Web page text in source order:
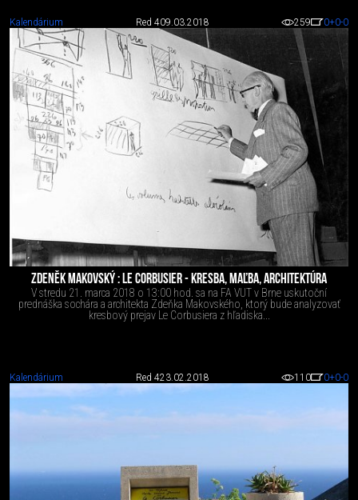
Kalendárium Red 409.03.2018 259 0+0-0
ZDENĚK MAKOVSKÝ : LE CORBUSIER - KRESBA, MAĽBA, ARCHITEKTÚRA
V stredu 21. marca 2018 o 13:00 hod. sa na FA VUT v Brne uskutoční
prednáška sochára a architekta Zdeňka Makovského, ktorý bude analyzovať
kresbový prejav Le Corbusiera z hľadiska...
Kalendárium Red 423.02.2018 110 0+0-0